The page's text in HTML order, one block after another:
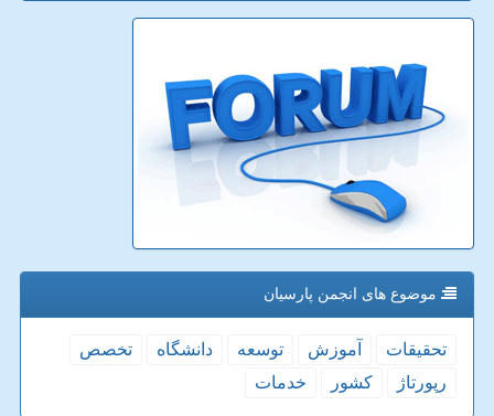
موضوع های انجمن پارسیان
تحقیقات آموزش توسعه دانشگاه
تخصص
رپورتاژ
كشور خدمات